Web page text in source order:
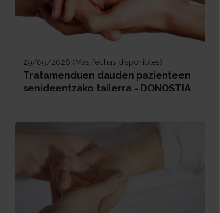
29/09/2026 (Más fechas disponibles)
Tratamenduen dauden pazienteen
senideentzako tailerra - DONOSTIA